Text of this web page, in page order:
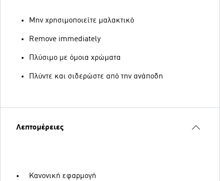
Μην χρησιμοποιείτε μαλακτικό
Remove immediately
Πλύσιμο με όμοια χρώματα
Πλύντε και σιδερώστε από την ανάποδη
Λεπτομέρειες
Κανονική εφαρμογή